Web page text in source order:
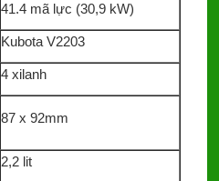
41.4 mã lực (30,9 kW)
Kubota V2203
4 xilanh
87 x 92mm
2,2 lit